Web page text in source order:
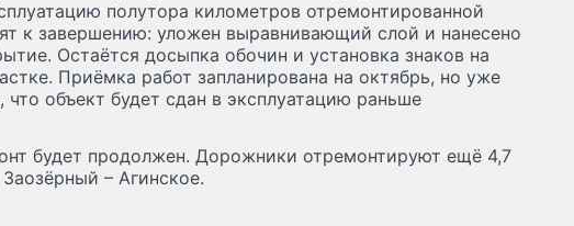
полутора километров отремонтированной
к завершению: уложен выравнивающий слой и нанесено
Остаётся досыпка обочин и установка знаков на
Приёмка работ запланирована на октябрь, но уже
что объект будет сдан в эксплуатацию раньше
будет продолжен. Дорожники отремонтируют ещё 4,7
– Агинское.